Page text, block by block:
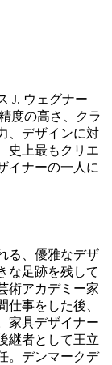
J. ウェグナー
度の高さ、クラ
、デザインに対
史上最もクリエ
イナーの一人に
る、優雅なデザ
な足跡を残して
術アカデミー家
事をした後、
家具デザイナー
継者として王立
。デンマークデ